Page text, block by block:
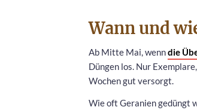
Wann und
Ab Mitte Mai, wenndie
Düngen los. Nur
Wochen gut versorgt.
Wie oft Geranien gedüngt